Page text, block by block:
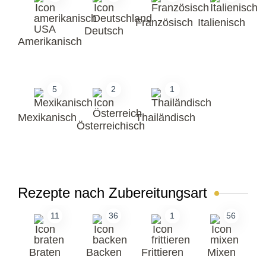
Amerikanisch
Deutsch
Französisch Italienisch
5
Mexikanisch
2
Österreichisch
1
Thailändisch
Rezepte nach Zubereitungsart
11
Braten
36
Backen
1
Frittieren
56
Mixen